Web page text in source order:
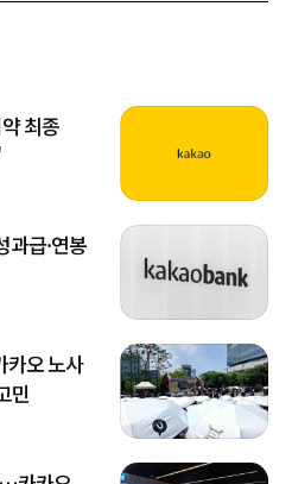
최종
급·연봉
오 노사
민